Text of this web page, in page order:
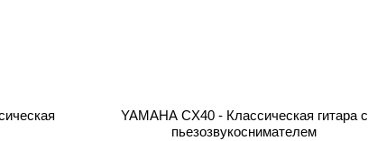
YAMAHA CX40 - Классическая гитара с
пьезозвукоснимателем